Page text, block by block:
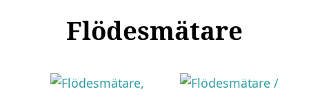
Flödesmätare